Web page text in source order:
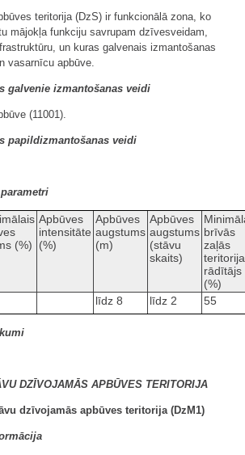
teritorija (DzS) ir funkcionālā zona, ko
mājokļa funkciju savrupam dzīvesveidam,
un kuras galvenais izmantošanas
vasarnīcu apbūve.
galvenie izmantošanas veidi
(11001).
papildizmantošanas veidi
(%)
Apbūves
intensitāte
(%)
Apbūves
augstums
(m)
Apbūves
augstums
(stāvu
skaits)
brīvās
zaļās
rādītājs
(%)
līdz 8 līdz 2 55
DZĪVOJAMĀS APBŪVES TERITORIJA
dzīvojamās apbūves teritorija (DzM1)